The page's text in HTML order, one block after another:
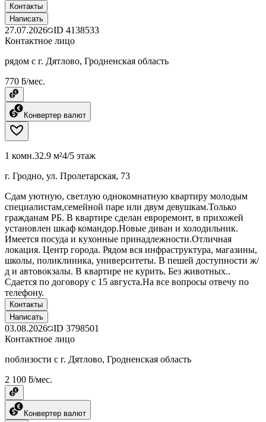
Контакты
Написать
27.07.2026 ID 4138533
Контактное лицо
рядом с г. Дятлово, Гродненская область
770 ƃ/мес.
Конвертер валют
1 комн.32.9 м²4/5 этаж
г. Гродно, ул. Пролетарская, 73
Сдам уютную, светлую однокомнатную квартиру молодым
специалистам,семейной паре или двум девушкам.Только
гражданам РБ. В квартире сделан евроремонт, в прихожей
установлен шкаф командор.Новые диван и холодильник.
Имеется посуда и кухонные принадлежности.Отличная
локация. Центр города. Рядом вся инфраструктура, магазины,
школы, поликлиника, университеты. В пешей доступности ж/
д и автовокзалы. В квартире не курить. Без животных..
Сдается по договору с 15 августа.На все вопросы отвечу по
телефону.
Контакты
Написать
03.08.2026 ID 3798501
Контактное лицо
поблизости с г. Дятлово, Гродненская область
2 100 ƃ/мес.
Конвертер валют